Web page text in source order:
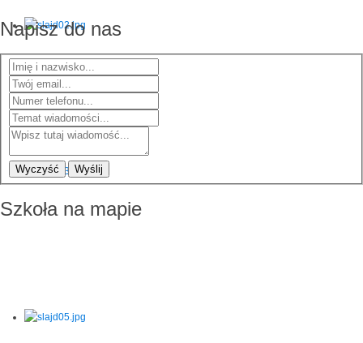
Napisz do nas
Wyczyść Wyślij
Szkoła na mapie